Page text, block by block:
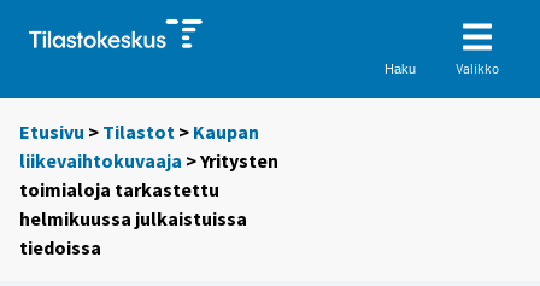
Haku Valikko
Etusivu > Tilastot > Kaupan
liikevaihtokuvaaja > Yritysten
toimialoja tarkastettu
helmikuussa julkaistuissa
tiedoissa